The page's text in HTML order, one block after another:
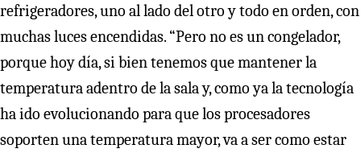
refrigeradores, uno al lado del otro y todo en orden, con
muchas luces encendidas. “Pero no es un congelador,
porque hoy día, si bien tenemos que mantener la
temperatura adentro de la sala y, como ya la tecnología
ha ido evolucionando para que los procesadores
soporten una temperatura mayor, va a ser como estar